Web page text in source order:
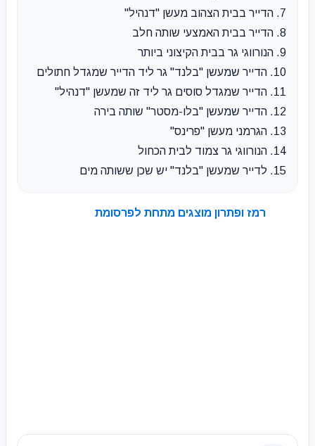
7. הדייר בבית הצהוב מעשן "דנהיל"
8. הדייר בבית האמצעי שותה חלב
9. הנורווגי גר בבית הקיצוני ביותר
10. הדייר שמעשן "בלנד" גר ליד הדייר שמגדל חתולים
11. הדייר שמגדל סוסים גר ליד זה שמעשן "דנהיל"
12. הדייר שמעשן "בלו-מסטר" שותה בירה
13. הגרמני מעשן "פרינס"
14. הנורווגי גר צמוד לבית הכחול
15. לדייר שמעשן "בלנד" יש שכן ששותה מים
רמז ופתרון מוצגים מתחת לפרסומת